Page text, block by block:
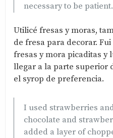
necessary to be patient.
Utilicé fresas y moras,
de fresa para decorar.
fresas y mora picaditas y
llegar a la parte superior
el syrop de preferencia.
I used strawberries
chocolate and
added a layer of